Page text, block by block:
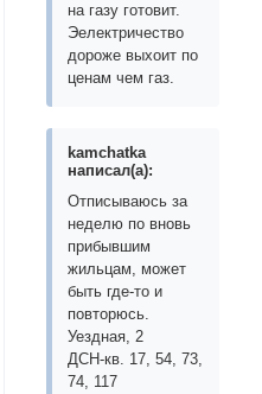
на газу готовит.
Эелектричество
дороже выхоит по
ценам чем газ.
kamchatka
написал(а):
Отписываюсь за
неделю по вновь
прибывшим
жильцам, может
быть где-то и
повторюсь.
Уездная, 2
ДСН-кв. 17, 54, 73,
74, 117